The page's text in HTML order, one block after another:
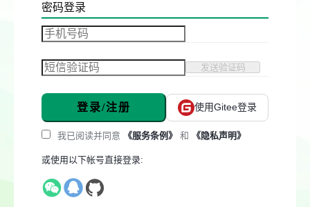
密码登录
发送验证码
登录/注册 使用Gitee登录
我已阅读并同意 《服务条例》 和 《隐私声明》
或使用以下帐号直接登录: